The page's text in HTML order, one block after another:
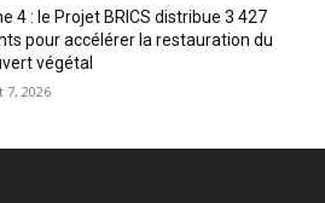
4 : le Projet BRICS distribue 3 427
pour accélérer la restauration du
végétal
7, 2026